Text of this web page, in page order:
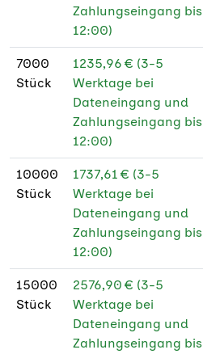
Zahlungseingang bis
12:00)
7000
Stück
1235,96 € (3-5
Werktage bei
Dateneingang und
Zahlungseingang bis
12:00)
10000
Stück
1737,61 € (3-5
Werktage bei
Dateneingang und
Zahlungseingang bis
12:00)
15000
Stück
2576,90 € (3-5
Werktage bei
Dateneingang und
Zahlungseingang bis